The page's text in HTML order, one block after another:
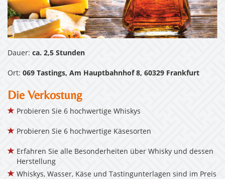
Dauer: ca. 2,5 Stunden
Ort: 069 Tastings, Am Hauptbahnhof 8, 60329 Frankfurt
Die Verkostung
Probieren Sie 6 hochwertige Whiskys
Probieren Sie 6 hochwertige Käsesorten
Erfahren Sie alle Besonderheiten über Whisky und dessen
Herstellung
Whiskys, Wasser, Käse und Tastingunterlagen sind im Preis